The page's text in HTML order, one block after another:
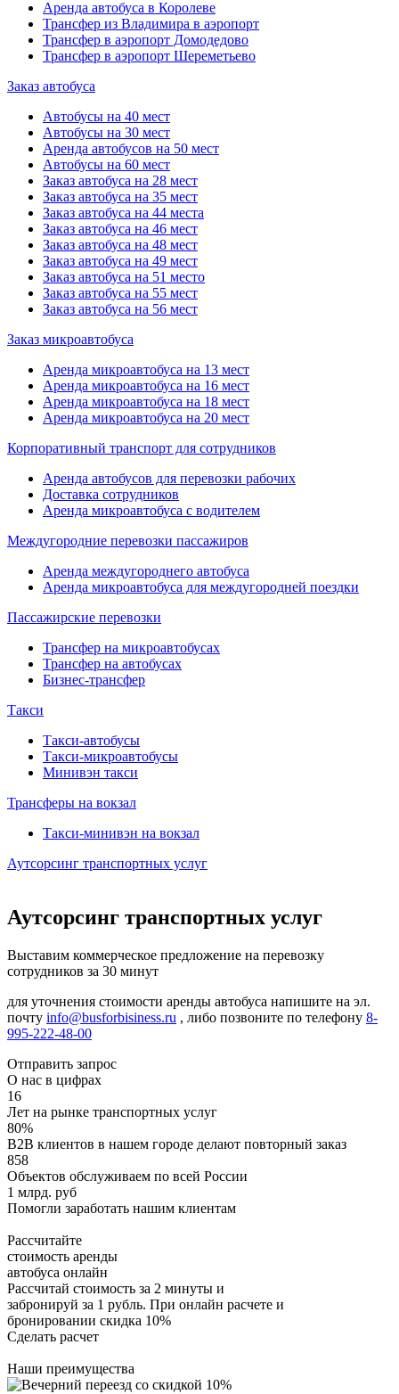
Аренда автобуса в Королеве
Трансфер из Владимира в аэропорт
Трансфер в аэропорт Домодедово
Трансфер в аэропорт Шереметьево
Заказ автобуса
Автобусы на 40 мест
Автобусы на 30 мест
Аренда автобусов на 50 мест
Автобусы на 60 мест
Заказ автобуса на 28 мест
Заказ автобуса на 35 мест
Заказ автобуса на 44 места
Заказ автобуса на 46 мест
Заказ автобуса на 48 мест
Заказ автобуса на 49 мест
Заказ автобуса на 51 место
Заказ автобуса на 55 мест
Заказ автобуса на 56 мест
Заказ микроавтобуса
Аренда микроавтобуса на 13 мест
Аренда микроавтобуса на 16 мест
Аренда микроавтобуса на 18 мест
Аренда микроавтобуса на 20 мест
Корпоративный транспорт для сотрудников
Аренда автобусов для перевозки рабочих
Доставка сотрудников
Аренда микроавтобуса с водителем
Междугородние перевозки пассажиров
Аренда междугороднего автобуса
Аренда микроавтобуса для междугородней поездки
Пассажирские перевозки
Трансфер на микроавтобусах
Трансфер на автобусах
Бизнес-трансфер
Такси
Такси-автобусы
Такси-микроавтобусы
Минивэн такси
Трансферы на вокзал
Такси-минивэн на вокзал
Аутсорсинг транспортных услуг
Аутсорсинг транспортных услуг
Выставим коммерческое предложение на перевозку
сотрудников за 30 минут
для уточнения стоимости аренды автобуса напишите на эл.
почту info@busforbisiness.ru , либо позвоните по телефону 8-
995-222-48-00
Отправить запрос
О нас в цифрах
16
Лет на рынке транспортных услуг
80%
B2B клиентов в нашем городе делают повторный заказ
858
Объектов обслуживаем по всей России
1 млрд. руб
Помогли заработать нашим клиентам
Рассчитайте
стоимость аренды
автобуса онлайн
Рассчитай стоимость за 2 минуты и
забронируй за 1 рубль. При онлайн расчете и
бронировании скидка 10%
Сделать расчет
Наши преимущества